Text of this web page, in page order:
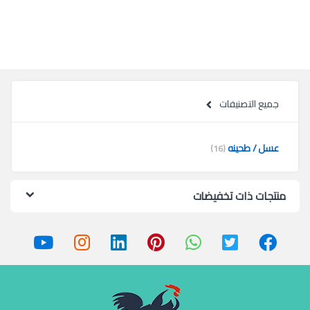
جميع التصنيفات
عسل / طحينه(16)
منتجات ذات تخفيضات